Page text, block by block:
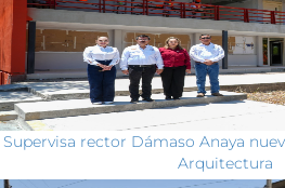
Supervisa rector Dámaso Anaya
Arquitectura